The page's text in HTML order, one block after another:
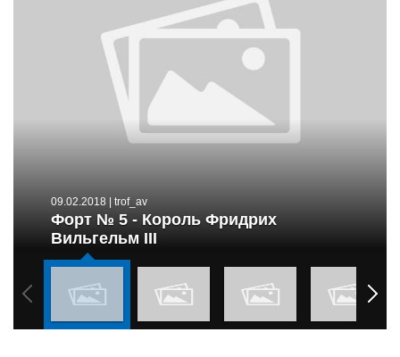
09.02.2018 | trof_av
Форт № 5 - Король Фридрих
Вильгельм III